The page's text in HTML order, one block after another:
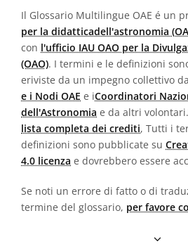
Il Glossario Multilingue OAE é un
per la didatticadell'astronomia
con l'ufficio IAU OAO per la
(OAO). I termini e le definizioni
eriviste da un impegno collettivo
e i Nodi OAE e iCoordinatori
dell'Astronomia e da altri
lista completa dei crediti, Tutti i
definizioni sono pubblicate su
4.0 licenza e dovrebbero essere
Se noti un errore di fatto o di
termine del glossario, per favore